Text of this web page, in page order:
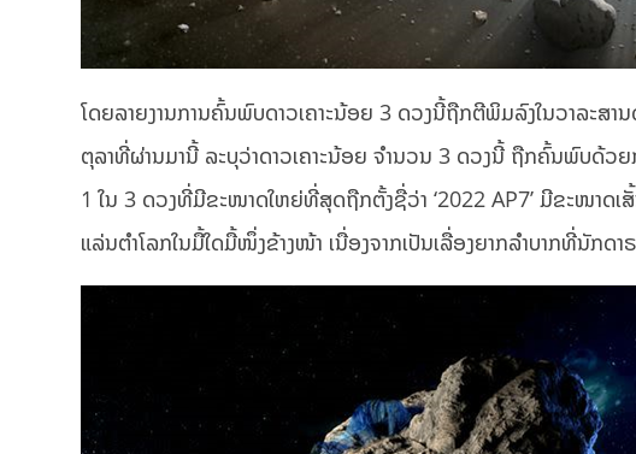
ໂດຍລາຍງານການຄົ້ນພົບດາວເຄາະນ້ອຍ 3 ດວງນີ້ຖືກຕີພິມລົງໃນວາລະສ
ຕຸລາທີ່ຜ່ານມານີ້ ລະບຸວ່າດາວເຄາະນ້ອຍ ຈໍານວນ 3 ດວງນີ້ ຖືກຄົ້ນພົບດ້ວ
1 ໃນ 3 ດວງທີ່ມີຂະໜາດໃຫຍ່ທີ່ສຸດຖືກຕັ້ງຊື່ວ່າ ‘2022 AP7’ ມີຂະໜາດ
ແລ່ນຕໍາໂລກໃນມື້ໃດມື້ໜຶ່ງຂ້າງໜ້າ ເນື່ອງຈາກເປັນເລື່ອງຍາກລໍາບາກທີ່ນັກດ